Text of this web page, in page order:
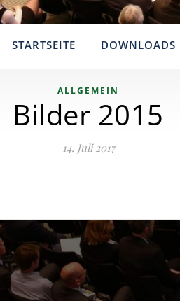
STARTSEITE DOWNLOADS
ALLGEMEIN
Bilder 2015
14. Juli 2017